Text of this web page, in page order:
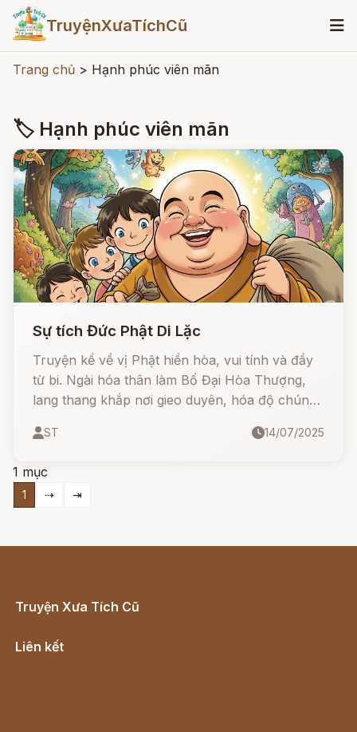
TruyệnXưaTíchCũ
Trang chủ > Hạnh phúc viên mãn
🏷 Hạnh phúc viên mãn
Sự tích Đức Phật Di Lặc
Truyện kể về vị Phật hiền hòa, vui tính và đầy
từ bi. Ngài hóa thân làm Bố Đại Hòa Thượng,
lang thang khắp nơi gieo duyên, hóa độ chúng
tiếng cười, niềm vui và lòng nhân ái.
ST 14/07/2025
1 mục
1 ⇢ ⇥
Truyện Xưa Tích Cũ
Liên kết